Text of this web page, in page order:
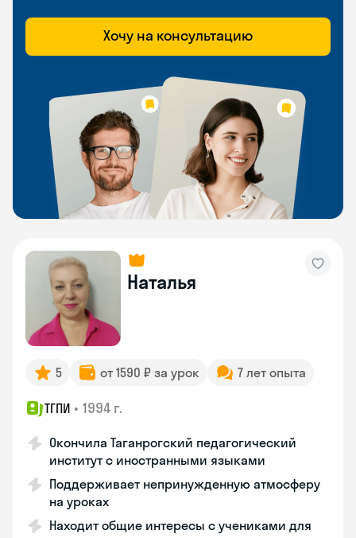
Хочу на консультацию
Наталья
5 от 1590 ₽ за урок 7 лет опыта
ТГПИ • 1994 г.
Окончила Таганрогский педагогический
институт с иностранными языками
Поддерживает непринужденную атмосферу
на уроках
Находит общие интересы с учениками для